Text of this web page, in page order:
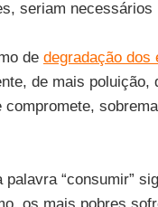
seriam
de degradação dos
de mais
“consumir”